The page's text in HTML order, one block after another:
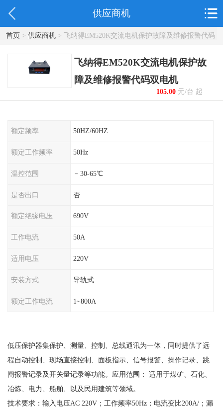
供应商机
首页> 供应商机> 飞纳得EM520K交流电机保护故障及维修报警代码
双电机
飞纳得EM520K交流电机保护故
障及维修报警代码双电机
105.00元/台 起
额定频率 50HZ/60HZ
额定工作频率 50Hz
温控范围 ﹣30-65℃
是否出口 否
额定绝缘电压 690V
工作电流 50A
适用电压 220V
安装方式 导轨式
额定工作电流 1~800A
低压保护器集保护、测量、控制、总线通讯为一体，同时提供了远
程自动控制、现场直接控制、面板指示、信号报警、操作记录、跳
闸报警记录及开关量记录等功能。应用范围：
适用于煤矿、石化、
冶炼、电力、船舶、以及民用建筑等领域。
技术要求：输入电压AC 220V；工作频率50Hz；电流变比200A/；漏